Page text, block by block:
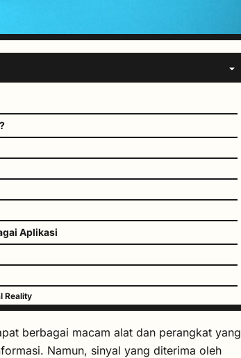
Aplikasi
Reality
berbagai macam alat dan perangkat yang
Namun, sinyal yang diterima oleh